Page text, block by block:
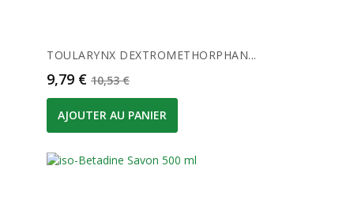
TOULARYNX DEXTROMETHORPHAN...
Prix
9,79 € Prix de base
10,53 €
AJOUTER AU PANIER